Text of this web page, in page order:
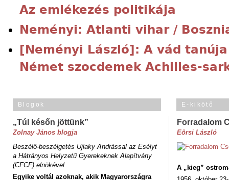
Az emlékezés politikája
Neményi: Atlanti vihar /
[Neményi László]: A vád
Német szocdemek Achilles-
Blogok
„Túl későn jöttünk”
Zolnay János blogja
Beszélő-beszélgetés Ujlaky Andrással az Esélyt
a Hátrányos Helyzetű Gyerekeknek Alapítvány
(CFCF) elnökével
Egyike voltál azoknak, akik Magyarországra
E-kikötő
Forradalom
Eörsi László
A „kieg”